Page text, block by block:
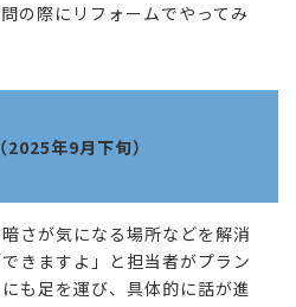
の際にリフォームでやってみ
年9月下旬）
さが気になる場所などを解消
きますよ」と担当者がプラン
も足を運び、具体的に話が進